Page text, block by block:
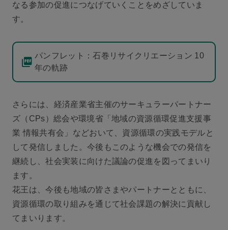
なる参加の促進につなげていくことをめざしていま
す。
パンフレット：石巻リサイクリエーション 10
年の軌跡
さらには、経済産業省主催のサーキュラーパートナー
ズ（CPs）総会や環境省「地域の資源循環促進支援事
業 情報共有会」などおいて、資源循環の実践モデルと
して発信しました。今後もこのような機会での発信を
継続し、社会実装に向けた議論の促進を図ってまいり
ます。
花王は、今後も地域の皆さまやパートナーとともに、
資源循環の取り組みを通じて社会課題の解決に貢献し
てまいります。